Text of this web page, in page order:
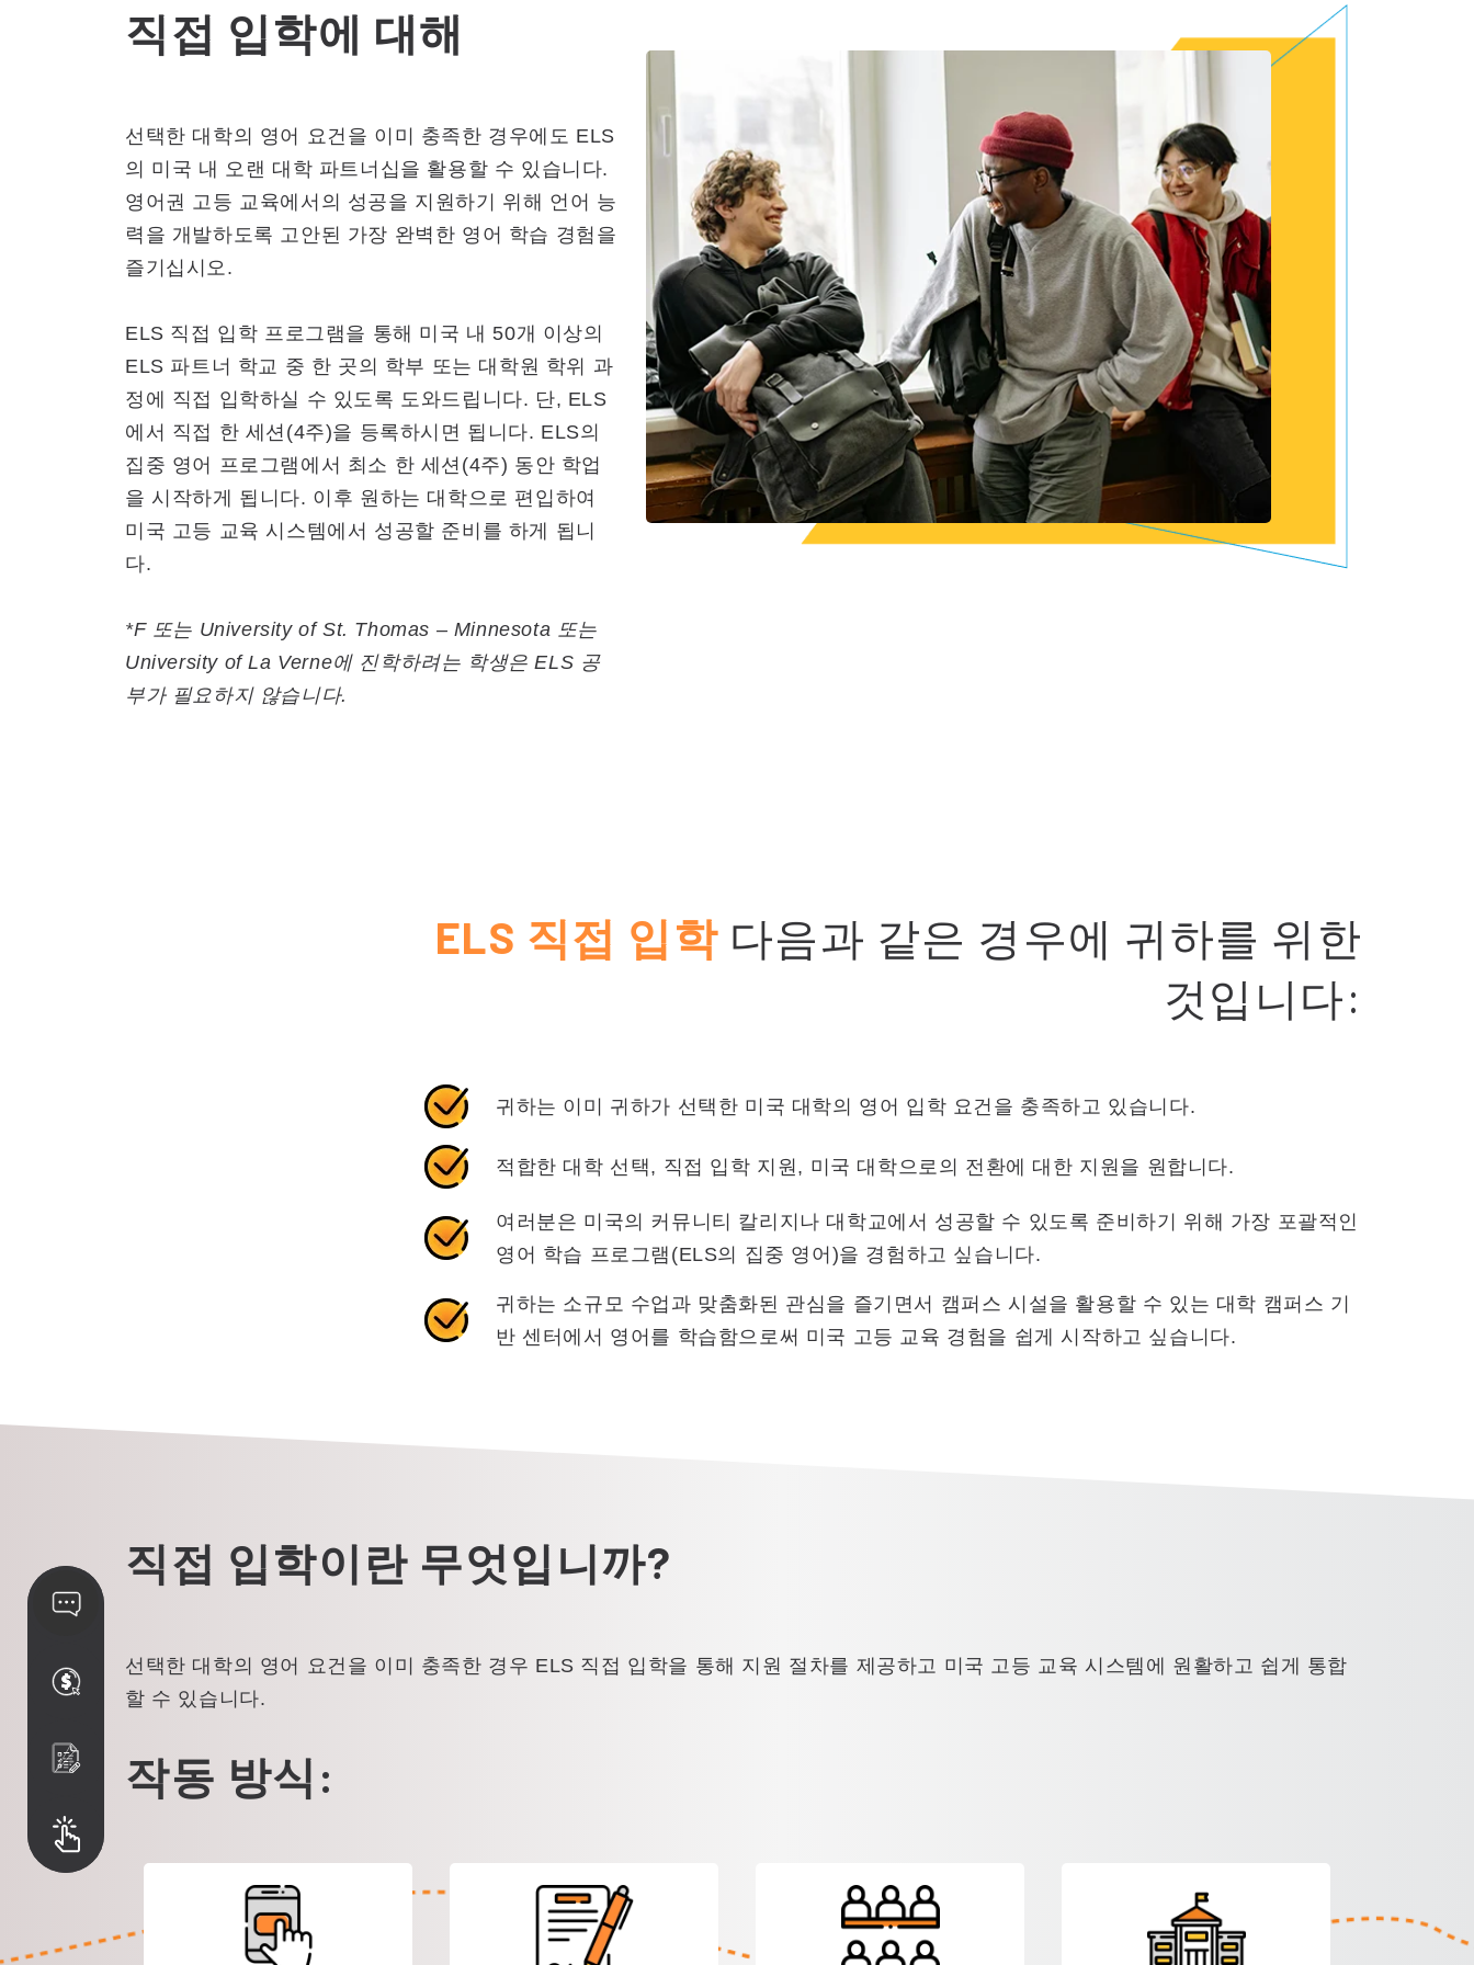
직접 입학에 대해
선택한 대학의 영어 요건을 이미 충족한 경우에도 ELS
의 미국 내 오랜 대학 파트너십을 활용할 수 있습니다.
영어권 고등 교육에서의 성공을 지원하기 위해 언어 능
력을 개발하도록 고안된 가장 완벽한 영어 학습 경험을
즐기십시오.
ELS 직접 입학 프로그램을 통해 미국 내 50개 이상의
ELS 파트너 학교 중 한 곳의 학부 또는 대학원 학위 과
정에 직접 입학하실 수 있도록 도와드립니다. 단, ELS
에서 직접 한 세션(4주)을 등록하시면 됩니다. ELS의
집중 영어 프로그램에서 최소 한 세션(4주) 동안 학업
을 시작하게 됩니다. 이후 원하는 대학으로 편입하여
미국 고등 교육 시스템에서 성공할 준비를 하게 됩니
다.
*F 또는 University of St. Thomas – Minnesota 또는
University of La Verne에 진학하려는 학생은 ELS 공
부가 필요하지 않습니다.
ELS 직접 입학 다음과 같은 경우에 귀하를 위한
것입니다:
귀하는 이미 귀하가 선택한 미국 대학의 영어 입학 요건을 충족하고 있습니다.
적합한 대학 선택, 직접 입학 지원, 미국 대학으로의 전환에 대한 지원을 원합니다.
여러분은 미국의 커뮤니티 칼리지나 대학교에서 성공할 수 있도록 준비하기 위해 가장 포괄적인
영어 학습 프로그램(ELS의 집중 영어)을 경험하고 싶습니다.
귀하는 소규모 수업과 맞춤화된 관심을 즐기면서 캠퍼스 시설을 활용할 수 있는 대학 캠퍼스 기
반 센터에서 영어를 학습함으로써 미국 고등 교육 경험을 쉽게 시작하고 싶습니다.
직접 입학이란 무엇입니까?
선택한 대학의 영어 요건을 이미 충족한 경우 ELS 직접 입학을 통해 지원 절차를 제공하고 미국 고등 교육 시스템에 원활하고 쉽게 통합
할 수 있습니다.
작동 방식: